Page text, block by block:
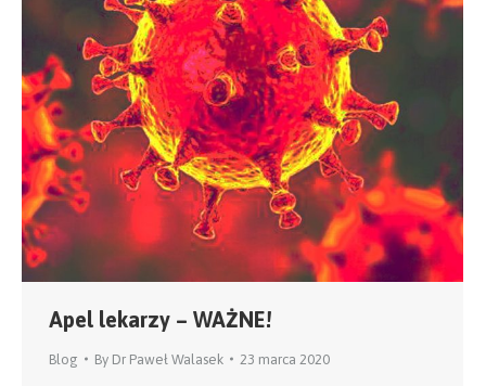
Apel lekarzy – WAŻNE!
Blog By Dr Paweł Walasek 23 marca 2020